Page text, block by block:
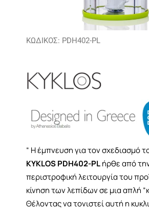
ΚΩΔΙΚΟΣ: PDH402-PL
“ Η έμπνευση για τον σχεδιασμό
KYKLOS PDH402-PLήρθε από
περιστροφική λειτουργία του
κίνηση των λεπίδων σε μια απλή
Θέλοντας να τονιστεί αυτή η